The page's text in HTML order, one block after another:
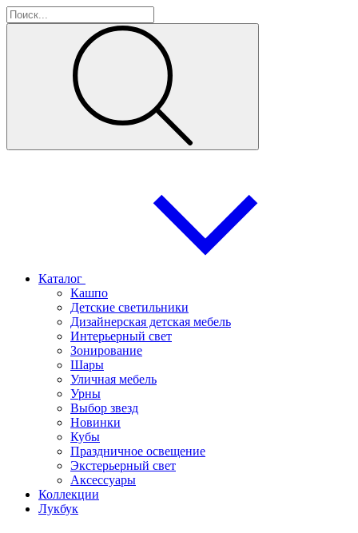
Каталог
Кашпо
Детские светильники
Дизайнерская детская мебель
Интерьерный свет
Зонирование
Шары
Уличная мебель
Урны
Выбор звезд
Новинки
Кубы
Праздничное освещение
Экстерьерный свет
Аксессуары
Коллекции
Лукбук